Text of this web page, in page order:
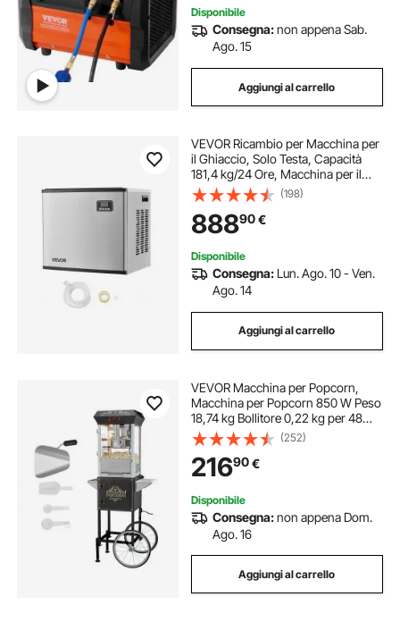
Disponibile
Consegna:non appena Sab.
Ago. 15
Aggiungi al carrello
VEVOR Ricambio per Macchina per
il Ghiaccio, Solo Testa, Capacità
181,4 kg/24 Ore, Macchina per il
Ghiaccio in Acciaio Inox,
Autopulente e Temporizzata, per
Cucina, Bar, Ristorante
(198)
88890€
Disponibile
Consegna: Lun. Ago. 10 - Ven.
Ago. 14
Aggiungi al carrello
VEVOR Macchina per Popcorn,
Macchina per Popcorn 850 W Peso
18,74 kg Bollitore 0,22 kg per 48
Tazze per Lotto, Popcorn Macchina
Dotato di Vetro Temperato,Include 4
Misurini, Stile Cinema, Nero
(252)
21690€
Disponibile
Consegna:non appena Dom.
Ago. 16
Aggiungi al carrello